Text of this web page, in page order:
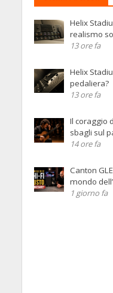
Helix
realismo
13 ore fa
Helix
pedaliera?
13 ore fa
Il coraggio
sbagli sul
14 ore fa
Canton
mondo
1 giorno fa